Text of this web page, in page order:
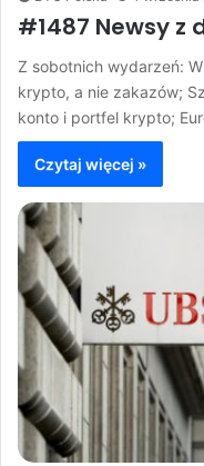
#1487 Newsy z
Z sobotnich wydarzeń:
krypto, a nie zakazów;
konto i portfel krypto;
Czytaj więcej »